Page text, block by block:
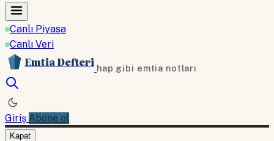
Canlı Piyasa
Canlı Veri
Emtia Defteri hap gibi emtia notları
Giriş Abone ol
Kapat